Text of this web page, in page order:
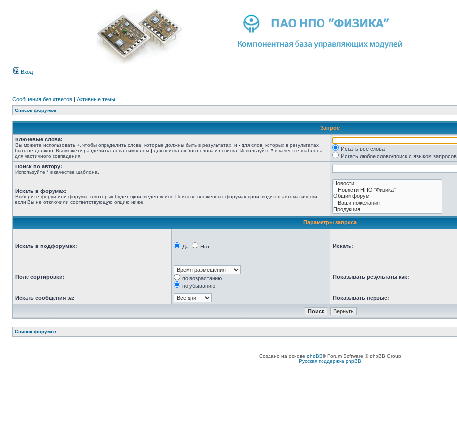
Вход
Сообщения без ответов | Активные темы
Список форумов
Запрос
Ключевые слова:
Вы можете использовать + , чтобы определить слова, которые должны быть в результатах, и - для слов, которых в результатах
быть не должно. Вы можете разделить слова символом | для поиска любого слова из списка. Используйте * в качестве шаблона
для частичного совпадения.
Искать все слова
Искать любое слово/поиск с языком запросов
Поиск по автору:
Используйте * в качестве шаблона.
Искать в форумах:
Выберите форум или форумы, в которых будет произведен поиск. Поиск во вложенных форумах производится автоматически,
если Вы не отключили соответствующую опцию ниже.
Параметры запроса
Искать в подфорумах: Да Нет Искать:
Поле сортировки:
по возрастанию
по убыванию
Показывать результаты как:
Искать сообщения за: Показывать первые:
Список форумов
Создано на основе phpBB® Forum Software © phpBB Group
Русская поддержка phpBB